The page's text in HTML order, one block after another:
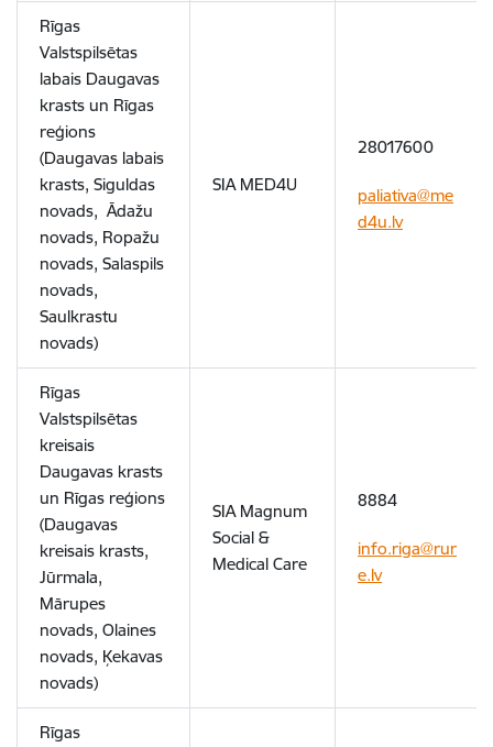
Rīgas
Valstspilsētas
labais Daugavas
krasts un Rīgas
reģions
(Daugavas labais
krasts, Siguldas
novads, Ādažu
novads, Ropažu
novads, Salaspils
novads,
Saulkrastu
novads)
SIA MED4U
28017600
paliativa@me
d4u.lv
Rīgas
Valstspilsētas
kreisais
Daugavas krasts
un Rīgas reģions
(Daugavas
kreisais krasts,
Jūrmala,
Mārupes
novads, Olaines
novads, Ķekavas
novads)
SIA Magnum
Social &
Medical Care
8884
info.riga@rur
e.lv
Rīgas